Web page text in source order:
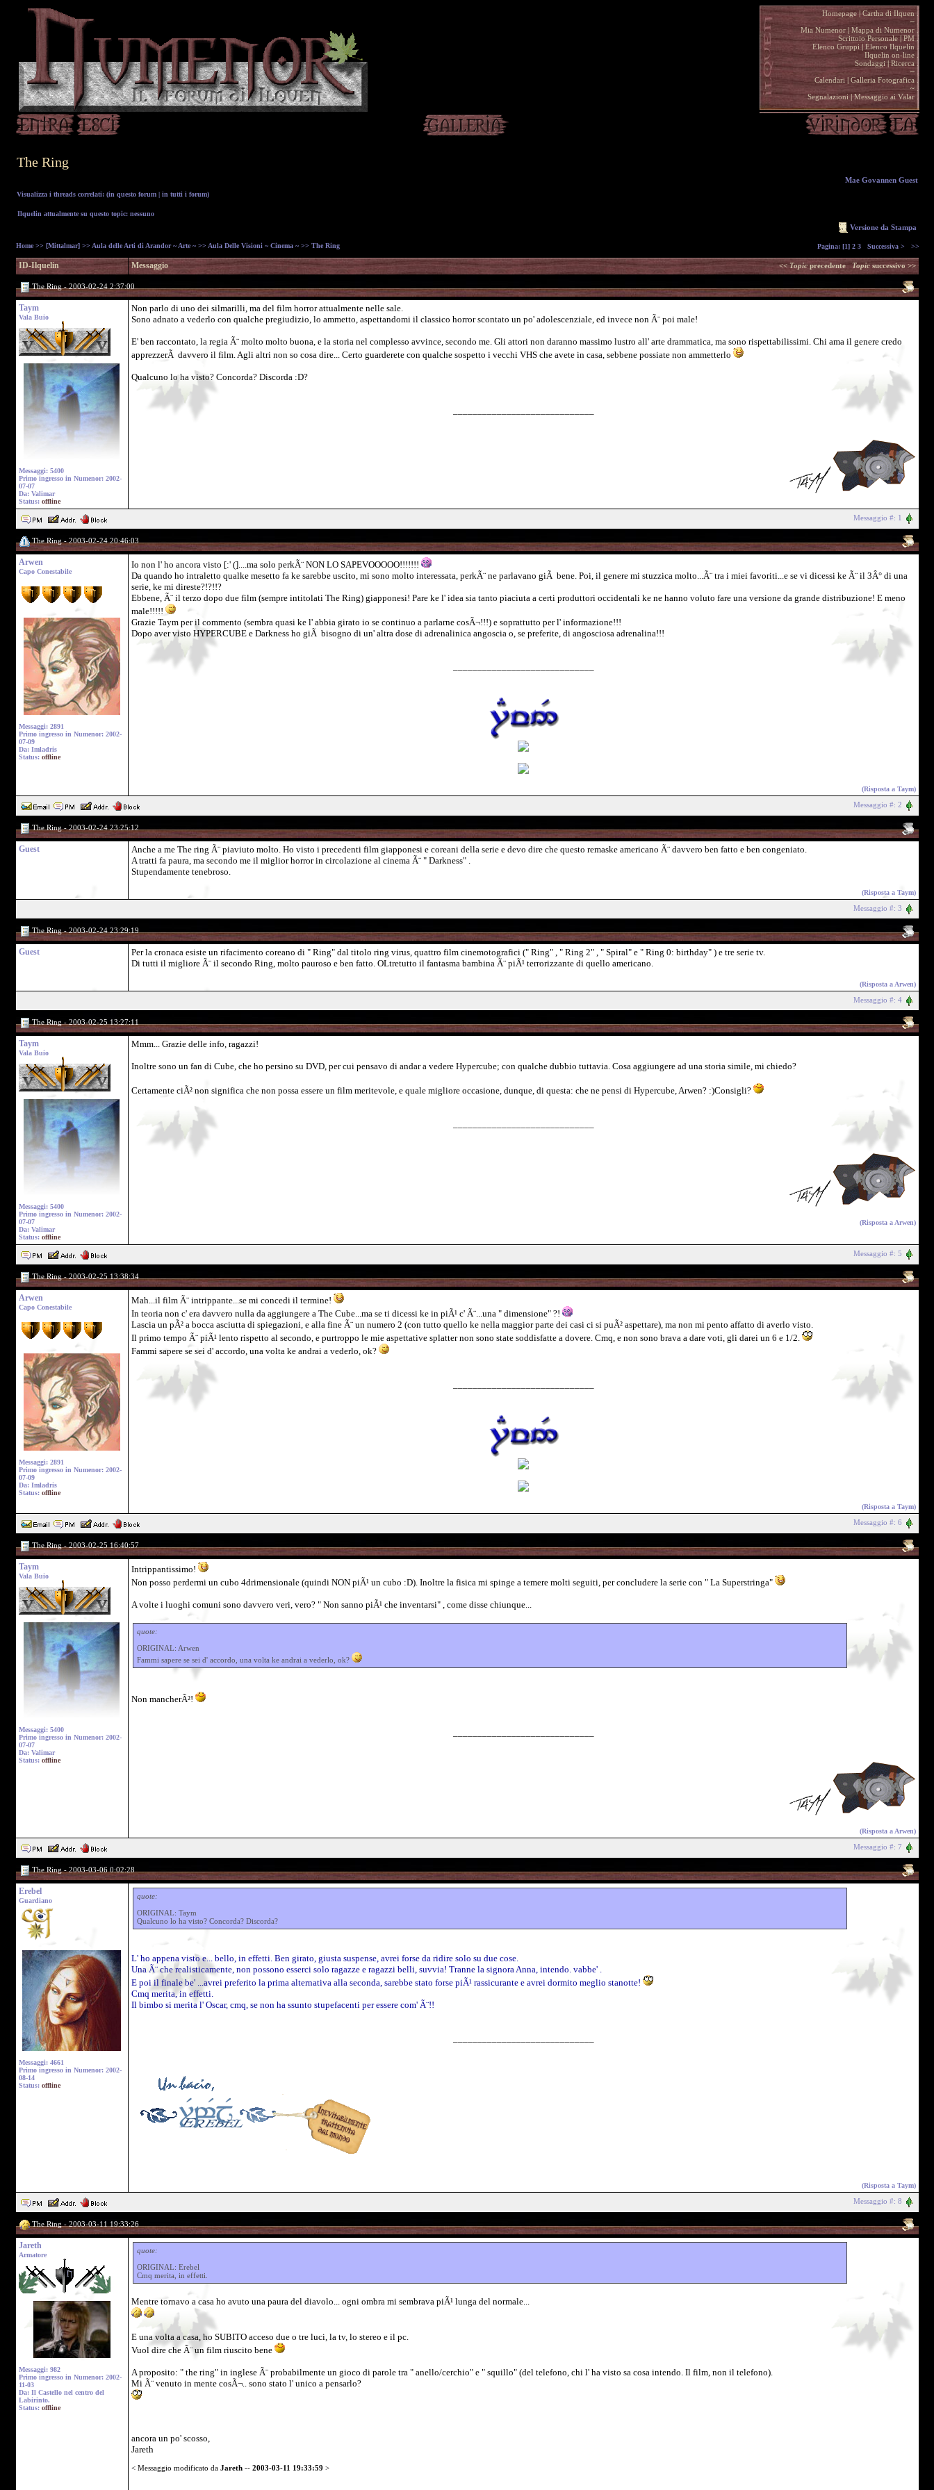
Homepage| Cartha di Ilquen .
~.
Mia Numenor | Mappa di Numenor .
Scrittoio Personale| PM .
Elenco Gruppi | Elenco Ilquelin .
Ilquelin on-line .
Sondaggi | Ricerca .
~.
Calendari | Galleria Fotografica .
~.
Segnalazioni| Messaggio ai Valar .
The Ring
Visualizza i threads correlati: (in questo forum| in tutti i forum)
Mae Govannen Guest
Ilquelin attualmente su questo topic: nessuno
Versione da Stampa
Home>> [Mittalmar]>> Aula delle Arti di Arandor ~ Arte ~>> Aula Delle Visioni ~ Cinema ~>> The Ring Pagina: [1] 2 3 Successiva > >>
ID-Ilquelin Messaggio << Topicprecedente Topicsuccessivo >>
The Ring - 2003-02-24 2:37:00
Taym
Vala Buio
Messaggi: 5400
Primo ingresso in Numenor: 2002-
07-07
Da: Valimar
Status: offline
Non parlo di uno dei silmarilli, ma del film horror attualmente nelle sale.
Sono adnato a vederlo con qualche pregiudizio, lo ammetto, aspettandomi il classico horror scontato un po' adolescenziale, ed invece non Ã¨ poi male!
E' ben raccontato, la regia Ã¨ molto molto buona, e la storia nel complesso avvince, secondo me. Gli attori non daranno massimo lustro all' arte drammatica, ma sono rispettabilissimi. Chi ama il genere credo
apprezzerÃ davvero il film. Agli altri non so cosa dire... Certo guarderete con qualche sospetto i vecchi VHS che avete in casa, sebbene possiate non ammetterlo
Qualcuno lo ha visto? Concorda? Discorda :D?
Messaggio #: 1
The Ring - 2003-02-24 20:46:03
Arwen
Capo Conestabile
Messaggi: 2891
Primo ingresso in Numenor: 2002-
07-09
Da: Imladris
Status: offline
Io non l' ho ancora visto [:' (]....ma solo perkÃ¨ NON LO SAPEVOOOOO!!!!!!!
Da quando ho intraletto qualke mesetto fa ke sarebbe uscito, mi sono molto interessata, perkÃ¨ ne parlavano giÃ bene. Poi, il genere mi stuzzica molto...Ã¨ tra i miei favoriti...e se vi dicessi ke Ã¨ il 3Â° di una
serie, ke mi direste?!?!!?
Ebbene, Ã¨ il terzo dopo due film (sempre intitolati The Ring) giapponesi! Pare ke l' idea sia tanto piaciuta a certi produttori occidentali ke ne hanno voluto fare una versione da grande distribuzione! E meno
male!!!!!
Grazie Taym per il commento (sembra quasi ke l' abbia girato io se continuo a parlarne cosÃ¬!!!) e soprattutto per l' informazione!!!
Dopo aver visto HYPERCUBE e Darkness ho giÃ bisogno di un' altra dose di adrenalinica angoscia o, se preferite, di angosciosa adrenalina!!!
(Risposta a Taym)
Messaggio #: 2
The Ring - 2003-02-24 23:25:12
Guest
Anche a me The ring Ã¨ piaviuto molto. Ho visto i precedenti film giapponesi e coreani della serie e devo dire che questo remaske americano Ã¨ davvero ben fatto e ben congeniato.
A tratti fa paura, ma secondo me il miglior horror in circolazione al cinema Ã¨ " Darkness" .
Stupendamente tenebroso.
(Risposta a Taym)
Messaggio #: 3
The Ring - 2003-02-24 23:29:19
Guest
Per la cronaca esiste un rifacimento coreano di " Ring" dal titolo ring virus, quattro film cinemotografici (" Ring" , " Ring 2" , " Spiral" e " Ring 0: birthday" ) e tre serie tv.
Di tutti il migliore Ã¨ il secondo Ring, molto pauroso e ben fatto. OLtretutto il fantasma bambina Ã¨ piÃ¹ terrorizzante di quello americano.
(Risposta a Arwen)
Messaggio #: 4
The Ring - 2003-02-25 13:27:11
Taym
Vala Buio
Messaggi: 5400
Primo ingresso in Numenor: 2002-
07-07
Da: Valimar
Status: offline
Mmm... Grazie delle info, ragazzi!
Inoltre sono un fan di Cube, che ho persino su DVD, per cui pensavo di andar a vedere Hypercube; con qualche dubbio tuttavia. Cosa aggiungere ad una storia simile, mi chiedo?
Certamente ciÃ² non significa che non possa essere un film meritevole, e quale migliore occasione, dunque, di questa: che ne pensi di Hypercube, Arwen? :)Consigli?
(Risposta a Arwen)
Messaggio #: 5
The Ring - 2003-02-25 13:38:34
Arwen
Capo Conestabile
Messaggi: 2891
Primo ingresso in Numenor: 2002-
07-09
Da: Imladris
Status: offline
Mah...il film Ã¨ intrippante...se mi concedi il termine!
In teoria non c' era davvero nulla da aggiungere a The Cube...ma se ti dicessi ke in piÃ¹ c' Ã¨...una " dimensione" ?!
Lascia un pÃ² a bocca asciutta di spiegazioni, e alla fine Ã¨ un numero 2 (con tutto quello ke nella maggior parte dei casi ci si puÃ² aspettare), ma non mi pento affatto di averlo visto.
Il primo tempo Ã¨ piÃ¹ lento rispetto al secondo, e purtroppo le mie aspettative splatter non sono state soddisfatte a dovere. Cmq, e non sono brava a dare voti, gli darei un 6 e 1/2.
Fammi sapere se sei d' accordo, una volta ke andrai a vederlo, ok?
(Risposta a Taym)
Messaggio #: 6
The Ring - 2003-02-25 16:40:57
Taym
Vala Buio
Messaggi: 5400
Primo ingresso in Numenor: 2002-
07-07
Da: Valimar
Status: offline
Intrippantissimo!
Non posso perdermi un cubo 4drimensionale (quindi NON piÃ¹ un cubo :D). Inoltre la fisica mi spinge a temere molti seguiti, per concludere la serie con " La Superstringa"
A volte i luoghi comuni sono davvero veri, vero? " Non sanno piÃ¹ che inventarsi" , come disse chiunque...
quote:
ORIGINAL: Arwen
Fammi sapere se sei d' accordo, una volta ke andrai a vederlo, ok?
Non mancherÃ²!
(Risposta a Arwen)
Messaggio #: 7
The Ring - 2003-03-06 0:02:28
Erebel
Guardiano
Messaggi: 4661
Primo ingresso in Numenor: 2002-
08-14
Status: offline
quote:
ORIGINAL: Taym
Qualcuno lo ha visto? Concorda? Discorda?
L' ho appena visto e... bello, in effetti. Ben girato, giusta suspense, avrei forse da ridire solo su due cose.
Una Ã¨ che realisticamente, non possono esserci solo ragazze e ragazzi belli, suvvia! Tranne la signora Anna, intendo. vabbe' .
E poi il finale be' ...avrei preferito la prima alternativa alla seconda, sarebbe stato forse piÃ¹ rassicurante e avrei dormito meglio stanotte!
Cmq merita, in effetti.
Il bimbo si merita l' Oscar, cmq, se non ha ssunto stupefacenti per essere com' Ã¨!!
(Risposta a Taym)
Messaggio #: 8
The Ring - 2003-03-11 19:33:26
Jareth
Armatore
Messaggi: 982
Primo ingresso in Numenor: 2002-
11-03
Da: Il Castello nel centro del
Labirinto.
Status: offline
quote:
ORIGINAL: Erebel
Cmq merita, in effetti.
Mentre tornavo a casa ho avuto una paura del diavolo... ogni ombra mi sembrava piÃ¹ lunga del normale...
E una volta a casa, ho SUBITO acceso due o tre luci, la tv, lo stereo e il pc.
Vuol dire che Ã¨ un film riuscito bene
A proposito: " the ring" in inglese Ã¨ probabilmente un gioco di parole tra " anello/cerchio" e " squillo" (del telefono, chi l' ha visto sa cosa intendo. Il film, non il telefono).
Mi Ã¨ venuto in mente cosÃ¬.. sono stato l' unico a pensarlo?
ancora un po' scosso,
Jareth
< Messaggio modificato da Jareth-- 2003-03-11 19:33:59 >